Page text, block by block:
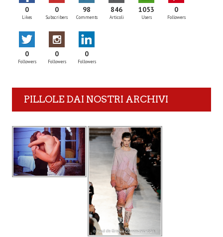
0
Likes
0
Subscribers
98
Comments
846
Articoli
1053
Users
0
Followers
0
Followers
0
Followers
0
Followers
PILLOLE DAI NOSTRI ARCHIVI